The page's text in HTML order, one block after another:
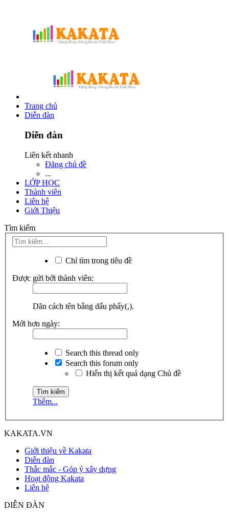
Trang chủ
Diễn đàn
Diễn đàn
Liên kết nhanh
Đăng chủ đề
...
LỚP HỌC
Thành viên
Liên hệ
Giới Thiệu
Tìm kiếm
Chỉ tìm trong tiêu đề
Được gửi bởi thành viên:
Dãn cách tên bằng dấu phẩy(,).
Mới hơn ngày:
Search this thread only
Search this forum only
Hiển thị kết quả dạng Chủ đề
Thêm...
KAKATA.VN
Giới thiệu về Kakata
Diễn đàn
Thắc mắc - Góp ý xây dựng
Hoạt động Kakata
Liên hệ
DIỄN ĐÀN